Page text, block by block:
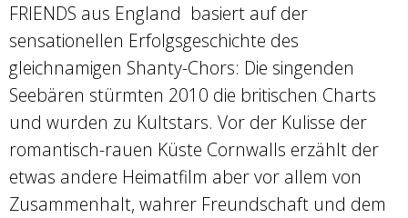
FRIENDS aus England basiert auf der
sensationellen Erfolgsgeschichte des
gleichnamigen Shanty-Chors: Die singenden
Seebären stürmten 2010 die britischen Charts
und wurden zu Kultstars. Vor der Kulisse der
romantisch-rauen Küste Cornwalls erzählt der
etwas andere Heimatfilm aber vor allem von
Zusammenhalt, wahrer Freundschaft und dem